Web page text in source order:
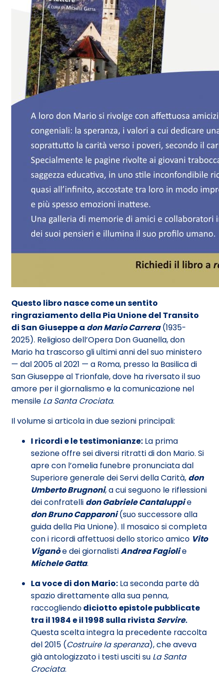
Questo libro nasce come un sentito
ringraziamento della Pia Unione del Transito
di San Giuseppe a don Mario Carrera(1935-
2025). Religioso dell’Opera Don Guanella, don
Mario ha trascorso gli ultimi anni del suo ministero
— dal 2005 al 2021 — a Roma, presso la Basilica di
San Giuseppe al Trionfale, dove ha riversato il suo
amore per il giornalismo e la comunicazione nel
mensile La Santa Crociata.
Il volume si articola in due sezioni principali:
I ricordi e le testimonianze: La prima
sezione offre sei diversi ritratti di don Mario. Si
apre con l’omelia funebre pronunciata dal
Superiore generale dei Servi della Carità, don
Umberto Brugnoni, a cui seguono le riflessioni
dei confratelli don Gabriele Cantaluppie
don Bruno Capparoni(suo successore alla
guida della Pia Unione). Il mosaico si completa
con i ricordi affettuosi dello storico amico Vito
Viganòe dei giornalistiAndrea Fagiolie
Michele Gatta.
La voce di don Mario: La seconda parte dà
spazio direttamente alla sua penna,
raccogliendodiciotto epistole pubblicate
tra il 1984 e il 1998 sulla rivista Servire.
Questa scelta integra la precedente raccolta
del 2015 (Costruire la speranza), che aveva
già antologizzato i testi usciti su La Santa
Crociata.